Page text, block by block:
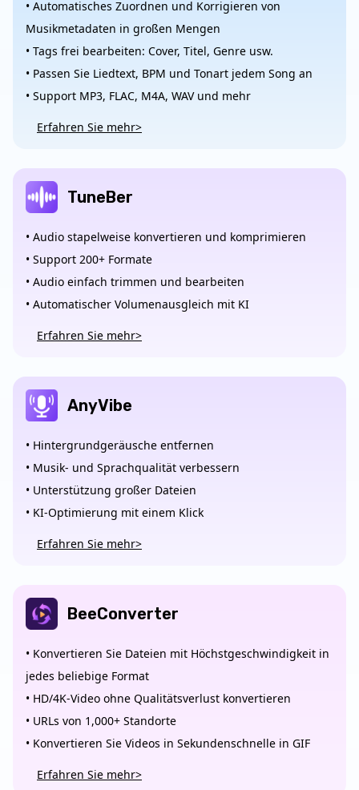
• Automatisches Zuordnen und Korrigieren von
Musikmetadaten in großen Mengen
• Tags frei bearbeiten: Cover, Titel, Genre usw.
• Passen Sie Liedtext, BPM und Tonart jedem Song an
• Support MP3, FLAC, M4A, WAV und mehr
Erfahren Sie mehr>
TuneBer
• Audio stapelweise konvertieren und komprimieren
• Support 200+ Formate
• Audio einfach trimmen und bearbeiten
• Automatischer Volumenausgleich mit KI
Erfahren Sie mehr>
AnyVibe
• Hintergrundgeräusche entfernen
• Musik- und Sprachqualität verbessern
• Unterstützung großer Dateien
• KI-Optimierung mit einem Klick
Erfahren Sie mehr>
BeeConverter
• Konvertieren Sie Dateien mit Höchstgeschwindigkeit in
jedes beliebige Format
• HD/4K-Video ohne Qualitätsverlust konvertieren
• URLs von 1,000+ Standorte
• Konvertieren Sie Videos in Sekundenschnelle in GIF
Erfahren Sie mehr>